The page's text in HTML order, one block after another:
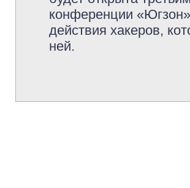
конференции
действия хакеров,
ней.